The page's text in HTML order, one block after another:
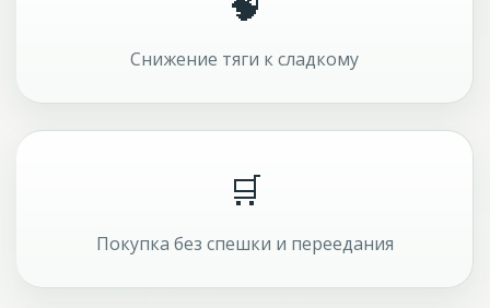
Снижение тяги к сладкому
🛒
Покупка без спешки и переедания